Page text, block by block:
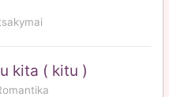
kita ( kitu )